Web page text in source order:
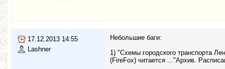
17.12.2013 14:55
Lashner
Небольшие баги:
1) "Схемы городского транспорта
(FireFox) читается ..."Архив.